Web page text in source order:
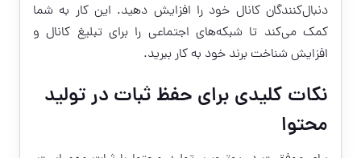
دنبال‌کنندگان کانال خود را افزایش دهید. این کار به شما
کمک می‌کند تا شبکه‌های اجتماعی را برای تبلیغ کانال و
افزایش شناخت برند خود به کار ببرید.
نکات کلیدی برای حفظ ثبات در تولید
محتوا